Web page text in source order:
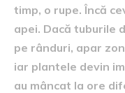
timp, o rupe. Încă
apei. Dacă tuburile
pe rânduri, apar
iar plantele devin
au mâncat la ore